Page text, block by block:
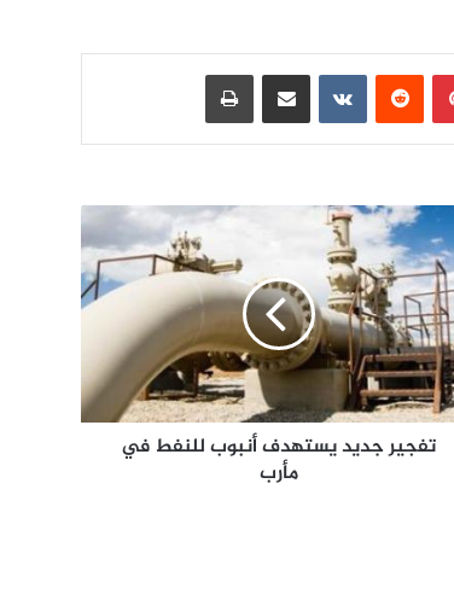
بينتيريست مشاركة عبر البريد طباعة
تفجير جديد يستهدف أنبوب للنفط في
مأرب